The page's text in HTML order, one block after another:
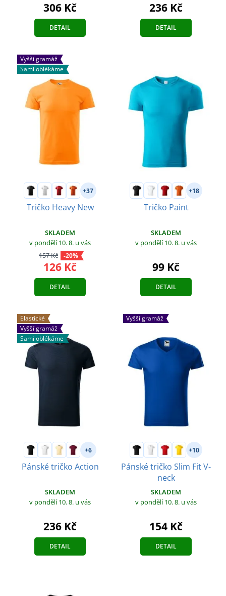
306 Kč
DETAIL
236 Kč
DETAIL
Vyšší gramáž
Sami oblékáme
+37
Tričko Heavy New
SKLADEM
v pondělí 10. 8. u vás
157 Kč
-20%
126 Kč
DETAIL
+18
Tričko Paint
SKLADEM
v pondělí 10. 8. u vás
99 Kč
DETAIL
Elastické
Vyšší gramáž
Sami oblékáme
+6
Pánské tričko Action
SKLADEM
v pondělí 10. 8. u vás
236 Kč
DETAIL
Vyšší gramáž
+10
Pánské tričko Slim Fit V-
neck
SKLADEM
v pondělí 10. 8. u vás
154 Kč
DETAIL